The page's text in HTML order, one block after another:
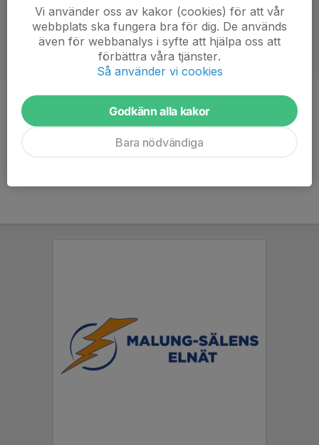
Titel
Föräldrarepresentant
Ålder
37 år
Vi använder oss av kakor (cookies) för att vår
webbplats ska fungera bra för dig. De används
även för webbanalys i syfte att hjälpa oss att
förbättra våra tjänster.
Så använder vi cookies
Godkänn alla kakor
Bara nödvändiga